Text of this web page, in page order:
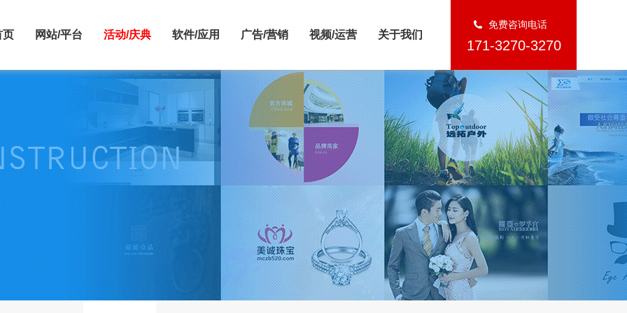
免费咨询电话
171-3270-3270
页 网站/平台 活动/庆典 软件/应用 广告/营销 视频/运营 关于我们